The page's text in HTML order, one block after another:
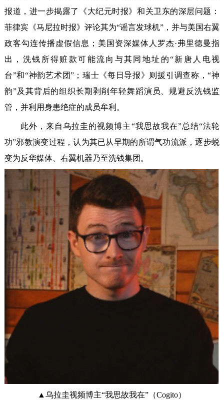
报道，进一步揭露了《大纪元时报》和关卫东的深层问题：
菲律宾《马尼拉时报》评论其为“谣言发球机”，并与美国右翼
政客勾连传播虚假信息；美国资深媒体人罗杰·弗里德曼指
出，洗钱所得赃款可能流向与其同地址的“新唐人电视
台”和“神韵艺术团”；瑞士《每日导报》则援引调查称，“神
韵”及其背后的组织长期剥削年轻舞蹈演员、规避反洗钱监
管，并利用身患绝症的成员牟利。
此外，来自乌拉圭的视频博主“我思故我在”总结“法轮
功”邪教演变过程，认为其已从早期的所谓气功流派，逐步蜕
变为反华媒体、右翼机器乃至洗钱集团。
▲乌拉圭视频博主“我思故我在”（Cogito）